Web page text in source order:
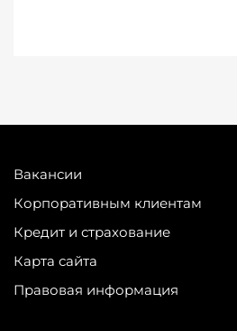
Вакансии
Корпоративным клиентам
Кредит и страхование
Карта сайта
Правовая информация